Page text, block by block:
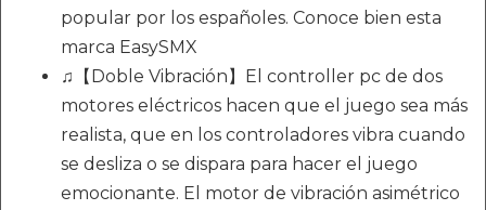
popular por los españoles. Conoce bien esta
marca EasySMX
♫【Doble Vibración】El controller pc de dos
motores eléctricos hacen que el juego sea más
realista, que en los controladores vibra cuando
se desliza o se dispara para hacer el juego
emocionante. El motor de vibración asimétrico